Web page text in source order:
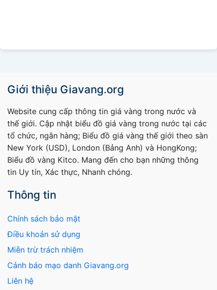
Giới thiệu Giavang.org
Website cung cấp thông tin giá vàng trong nước và
thế giới. Cập nhật biểu đồ giá vàng trong nước tại các
tổ chức, ngân hàng; Biểu đồ giá vàng thế giới theo sàn
New York (USD), London (Bảng Anh) và HongKong;
Biểu đồ vàng Kitco. Mang đến cho bạn những thông
tin Uy tín, Xác thực, Nhanh chóng.
Thông tin
Chính sách bảo mật
Điều khoản sử dụng
Miễn trừ trách nhiệm
Cảnh báo mạo danh Giavang.org
Liên hệ